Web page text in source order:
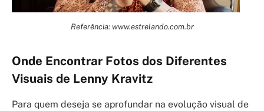
Referência: www.estrelando.com.br
Onde Encontrar Fotos dos Diferentes
Visuais de Lenny Kravitz
Para quem deseja se aprofundar na evolução visual de